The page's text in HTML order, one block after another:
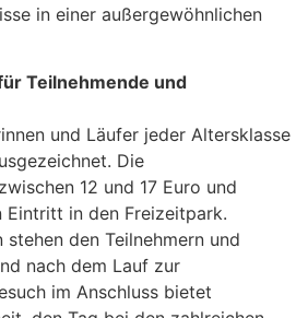
in einer außergewöhnlichen
Teilnehmende und
und Läufer jeder Altersklasse
Die
12 und 17 Euro und
Eintritt in den Freizeitpark.
den Teilnehmern und
nach dem Lauf zur
im Anschluss bietet